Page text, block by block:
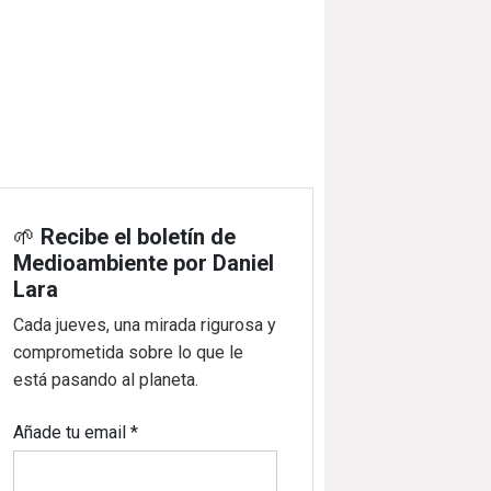
🌱 Recibe el boletín de
Medioambiente por Daniel
Lara
Cada jueves, una mirada rigurosa y
comprometida sobre lo que le
está pasando al planeta.
Añade tu email*